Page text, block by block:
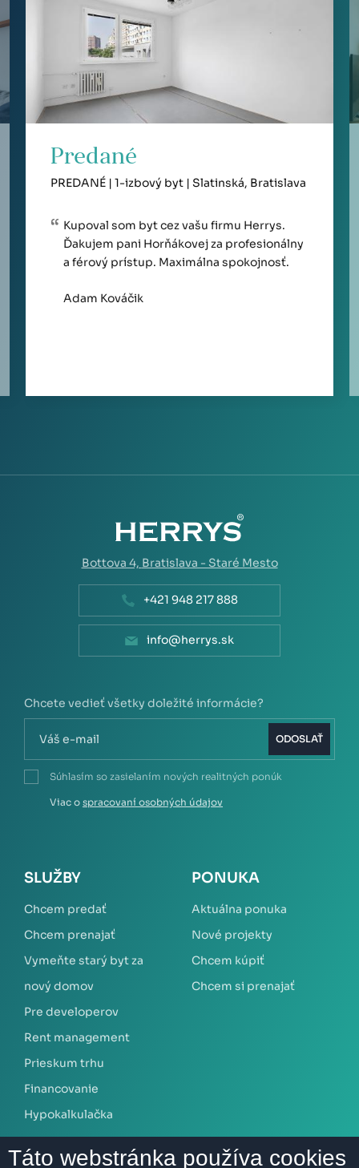
Predané
PREDANÉ | 1-izbový byt | Slatinská, Bratislava
Kupoval som byt cez vašu firmu Herrys.
Ďakujem pani Horňákovej za profesionálny
a férový prístup. Maximálna spokojnosť.
Adam Kováčik
Bottova 4, Bratislava - Staré Mesto
+421 948 217 888
info@herrys.sk
Chcete vedieť všetky doležité informácie?
ODOSLAŤ
Súhlasím so zasielaním nových realitných ponúk
Viac o spracovaní osobných údajov
SLUŽBY
Chcem predať
Chcem prenajať
Vymeňte starý byt za
nový domov
Pre developerov
Rent management
Prieskum trhu
Financovanie
Hypokalkulačka
PONUKA
Aktuálna ponuka
Nové projekty
Chcem kúpiť
Chcem si prenajať
Táto webstránka používa cookies